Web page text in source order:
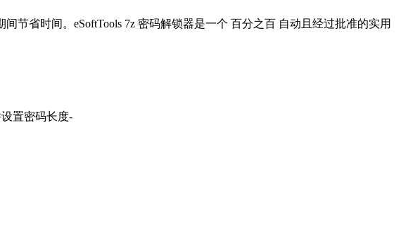
节省时间。eSoftTools 7z 密码解锁器是一个 百分之百 自动且经过批准的实用
置密码长度-